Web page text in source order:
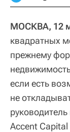
МОСКВА, 12
квадратных
прежнему
если есть
не
Accent